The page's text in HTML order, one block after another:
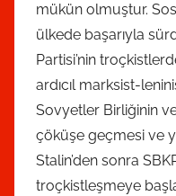
mükün olmuştur.
ülkede başarıyla
Partisi’nin
ardıcıl marksist-
Sovyetler Birliğinin
çöküşe geçmesi ve
Stalin’den sonra
troçkistleşmeye